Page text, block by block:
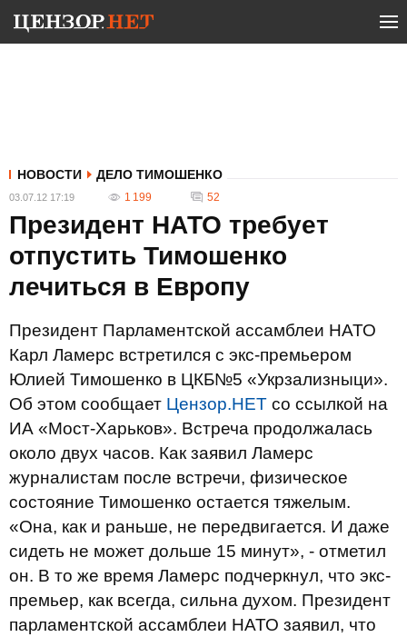
НОВОСТИ ДЕЛО ТИМОШЕНКО
03.07.12 17:19 1 199 52
Президент НАТО требует
отпустить Тимошенко
лечиться в Европу
Президент Парламентской ассамблеи НАТО
Карл Ламерс встретился с экс-премьером
Юлией Тимошенко в ЦКБ№5 «Укрзализныци».
Об этом сообщает Цензор.НЕТ со ссылкой на
ИА «Мост-Харьков». Встреча продолжалась
около двух часов. Как заявил Ламерс
журналистам после встречи, физическое
состояние Тимошенко остается тяжелым.
«Она, как и раньше, не передвигается. И даже
сидеть не может дольше 15 минут», - отметил
он. В то же время Ламерс подчеркнул, что экс-
премьер, как всегда, сильна духом. Президент
парламентской ассамблеи НАТО заявил, что